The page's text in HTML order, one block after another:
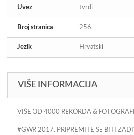
Uvez tvrdi
Broj stranica 256
Jezik Hrvatski
VIŠE INFORMACIJA
VIŠE OD 4000 REKORDA &
#GWR 2017. PRIPREMITE SE BITI